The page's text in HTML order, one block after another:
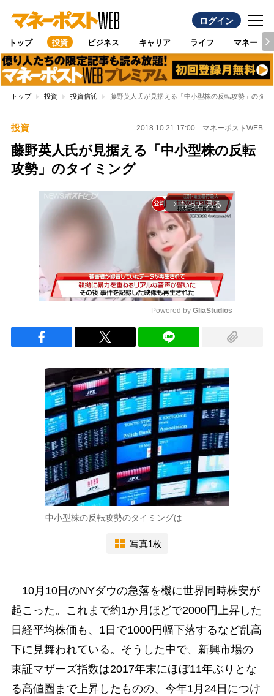
ログイン
トップ 投資 ビジネス キャリア ライフ マネー
トップ 投資 投資信託 藤野英人氏が見据える「中小型株の反転攻勢」のタイ
投資 2018.10.21 17:00 マネーポストWEB
藤野英人氏が見据える「中小型株の反転
攻勢」のタイミング
arrow_forward_ios もっと見る
Powered by GliaStudios
中小型株の反転攻勢のタイミングは
写真1枚
10月10日のNYダウの急落を機に世界同時株安が
起こった。これまで約1か月ほどで2000円上昇した
日経平均株価も、1日で1000円幅下落するなど乱高
下に見舞われている。そうした中で、新興市場の
東証マザーズ指数は2017年末にほぼ11年ぶりとな
る高値圏まで上昇したものの、今年1月24日につけ